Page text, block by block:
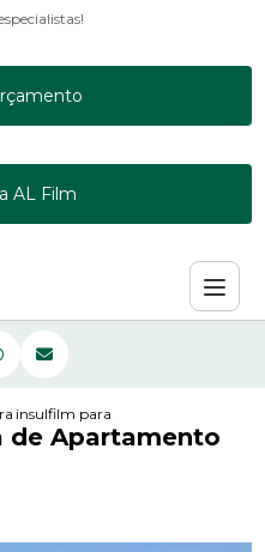
AL Film
escritorio
insulfilm para janela de
de Apartamento